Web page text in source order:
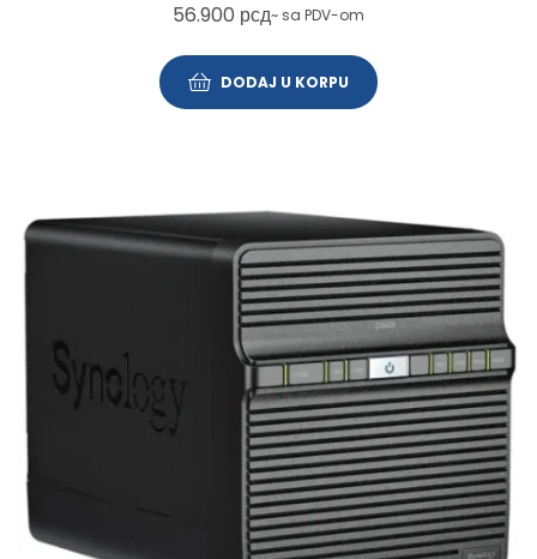
56.900 рсд~ sa PDV-om
DODAJ U KORPU